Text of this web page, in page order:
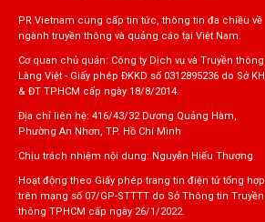
PR Vietnam cung cấp tin tức, thông tin đa chiều về
ngành truyền thông và quảng cáo tại Việt Nam.
Cơ quan chủ quản: Công ty Dịch vụ và Truyền thông
Làng Việt - Giấy phép ĐKKD số 0312895236 do Sở KH
& ĐT TPHCM cấp ngày 18/8/2014.
Địa chỉ liên hệ: 416/43/32 Dương Quảng Hàm,
Phường An Nhơn, TP. Hồ Chí Minh
Chịu trách nhiệm nội dung: Nguyễn Hiếu Thượng
Hoạt động theo Giấy phép trang tin điện tử tổng hợp
trên mạng số 07/GP-STTTT do Sở Thông tin Truyền
thông TPHCM cấp ngày 26/1/2022.